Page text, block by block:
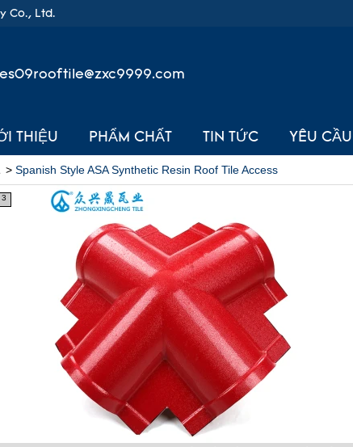
Co., Ltd.
THIỆU PHẨM CHẤT TIN TỨC YÊU
> Spanish Style ASA Synthetic Resin Roof Tile Access
3